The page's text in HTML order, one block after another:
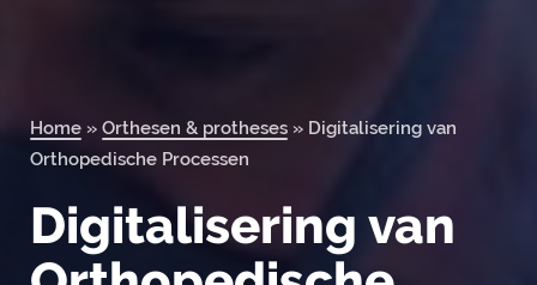
Orderportal
Home » Orthesen & protheses » Digitalisering van
Orthopedische Processen
Digitalisering van